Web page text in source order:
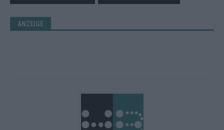
ANZEIGE